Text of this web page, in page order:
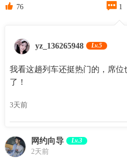
 76  1
yz_136265948 Lv.5
我看这趟列车还挺热门的，席位
了！
3天前
网约向导 Lv.3
2天前